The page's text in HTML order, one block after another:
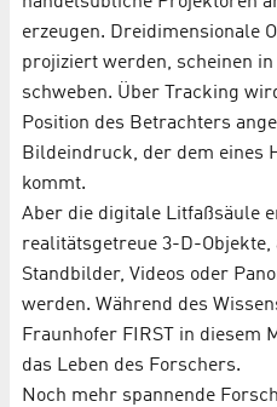
erzeugen. Dreidimensionale
projiziert werden, scheinen
schweben. Über Tracking
Position des Betrachters
Bildeindruck, der dem eines
kommt.
Aber die digitale Litfaßsäule
realitätsgetreue 3-D-
Standbilder, Videos oder
werden. Während des
Fraunhofer FIRST in diesem
das Leben des Forschers.
Noch mehr spannende